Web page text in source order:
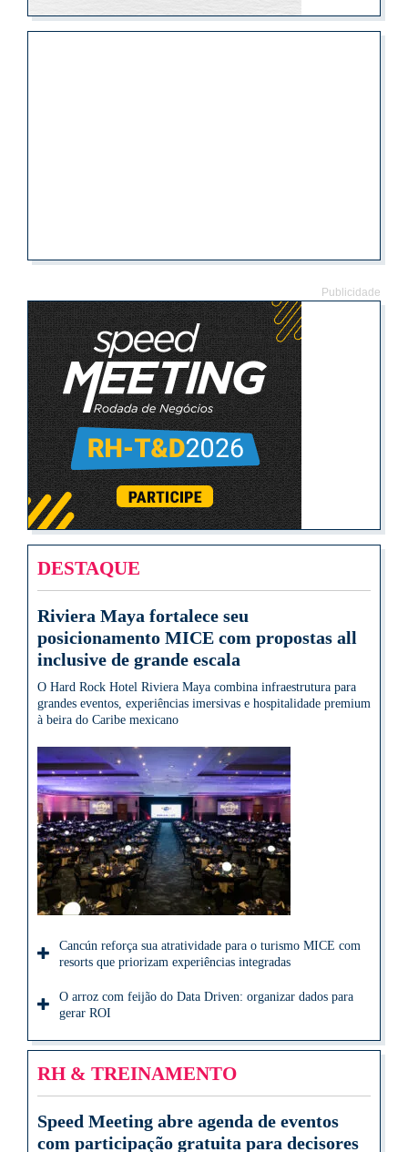
Publicidade
DESTAQUE
Riviera Maya fortalece seu
posicionamento MICE com propostas all
inclusive de grande escala
O Hard Rock Hotel Riviera Maya combina infraestrutura para
grandes eventos, experiências imersivas e hospitalidade premium
à beira do Caribe mexicano
Cancún reforça sua atratividade para o turismo MICE com
resorts que priorizam experiências integradas
O arroz com feijão do Data Driven: organizar dados para
gerar ROI
RH & TREINAMENTO
Speed Meeting abre agenda de eventos
com participação gratuita para decisores